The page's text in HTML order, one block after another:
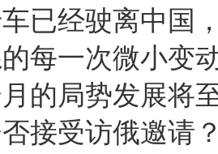
已经驶离中国
每一次微小变
的局势发展将
接受访俄邀请